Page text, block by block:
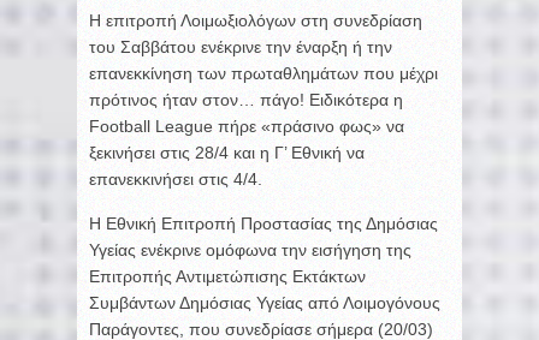
Η επιτροπή Λοιμωξιολόγων στη συνεδρίαση
του Σαββάτου ενέκρινε την έναρξη ή την
επανεκκίνηση των πρωταθλημάτων που μέχρι
πρότινος ήταν στον… πάγο! Ειδικότερα η
Football League πήρε «πράσινο φως» να
ξεκινήσει στις 28/4 και η Γ’ Εθνική να
επανεκκινήσει στις 4/4.
Η Εθνική Επιτροπή Προστασίας της Δημόσιας
Υγείας ενέκρινε ομόφωνα την εισήγηση της
Επιτροπής Αντιμετώπισης Εκτάκτων
Συμβάντων Δημόσιας Υγείας από Λοιμογόνους
Παράγοντες, που συνεδρίασε σήμερα (20/03)